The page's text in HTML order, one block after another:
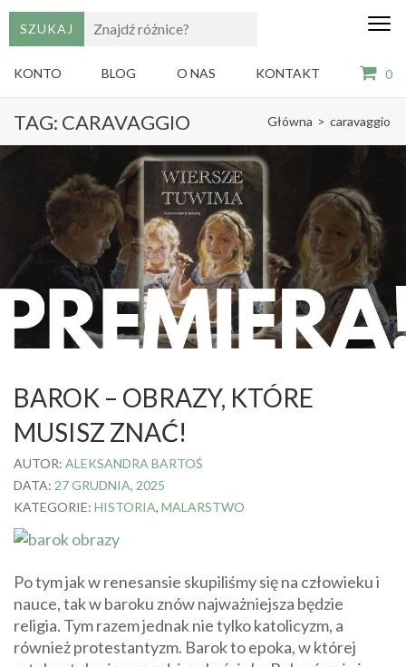
KONTO BLOG O NAS KONTAKT 0
content
Gry,
i
książki
dla
TAG: CARAVAGGIO Główna > caravaggio
BAROK – OBRAZY, KTÓRE
MUSISZ ZNAĆ!
AUTOR: ALEKSANDRA BARTOŚ
DATA: 27 GRUDNIA, 2025
KATEGORIE: HISTORIA, MALARSTWO
Po tym jak w renesansie skupiliśmy się na człowieku i
nauce, tak w baroku znów najważniejsza będzie
religia. Tym razem jednak nie tylko katolicyzm, a
również protestantyzm. Barok to epoka, w której